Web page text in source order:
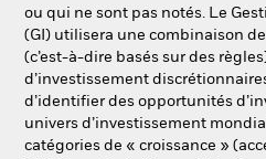
ou qui ne sont pas notés. Le
(GI) utilisera une combinaison
(c’est-à-dire basés sur des
d’investissement
d’identifier des opportunités
univers d’investissement
catégories de « croissance »